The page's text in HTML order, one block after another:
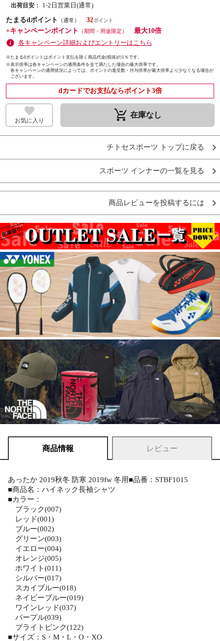
出荷目安：
1-2日営業日(通常)
たまるdポイント
（通常）
32
+キャンペーンポイント
（期間・用途限定）
最大10倍
各キャンペーン詳細およびエントリーはこちら
※たまるdポイントはポイント支払を除く商品代金(税抜)の1％です。
※表示倍率は各キャンペーンの適用条件を全て満たした場合の最大倍率です。
各キャンペーンの適用状況によっては、ポイントの進呈数・付与倍率が最大倍率より少なくなる場合が
ございます。
dカードでお支払ならポイント3倍
お気に入り remove_shopping_cart 在庫なし
チトセスポーツ トップに戻る
スポーツ インナーの一覧を見る
商品レビューを投稿するには
商品情報 レビュー
あったか 2019秋冬 防寒 2019fw 冬用■品番：STBF1015
■商品名：ハイネック長袖シャツ
■カラー：
ブラック(007)
レッド(001)
ブルー(002)
グリーン(003)
イエロー(004)
オレンジ(005)
ホワイト(011)
シルバー(017)
スカイブルー(018)
ネイビーブルー(019)
ワインレッド(037)
パープル(039)
ブライトピンク(122)
■サイズ：S・M・L・O・XO